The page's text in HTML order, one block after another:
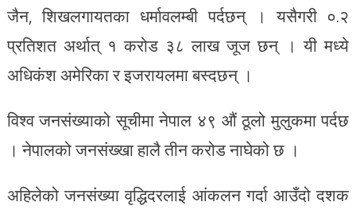
जैन, शिखलगायतका धर्मावलम्बी पर्दछन् । यसैगरी ०.२
प्रतिशत अर्थात् १ करोड ३८ लाख जूज छन् । यी मध्ये
अधिकंश अमेरिका र इजरायलमा बस्दछन् ।
विश्व जनसंख्याको सूचीमा नेपाल ४९ औं ठूलो मुलुकमा पर्दछ
। नेपालको जनसंख्खा हालै तीन करोड नाघेको छ ।
अहिलेको जनसंख्या वृद्धिदरलाई आंकलन गर्दा आउँदो दशक